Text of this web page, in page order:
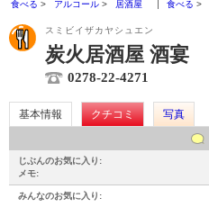
食べる アルコール 居酒屋 食べる
スミビイザカヤシュエン
炭火居酒屋 酒宴
0278-22-4271
基本情報 クチコミ
写真
じぶんのお気に入り:
メモ:
みんなのお気に入り: